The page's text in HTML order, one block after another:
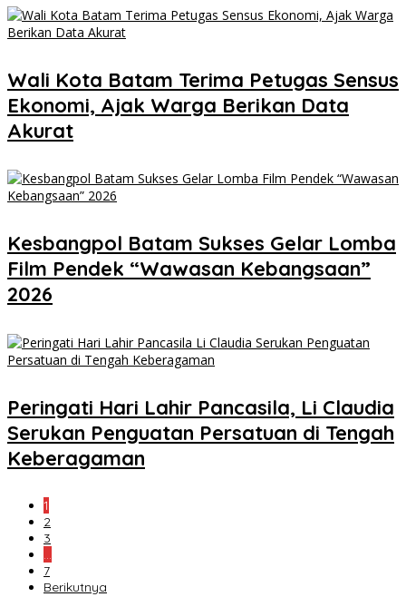
Wali Kota Batam Terima Petugas Sensus
Ekonomi, Ajak Warga Berikan Data
Akurat
Kesbangpol Batam Sukses Gelar Lomba
Film Pendek “Wawasan Kebangsaan”
2026
Peringati Hari Lahir Pancasila, Li Claudia
Serukan Penguatan Persatuan di Tengah
Keberagaman
1
2
3
…
7
Berikutnya